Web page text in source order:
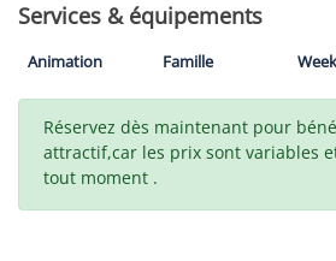
Services & équipements
Animation Famille
Réservez dès maintenant pour
attractif,car les prix sont variables
tout moment .